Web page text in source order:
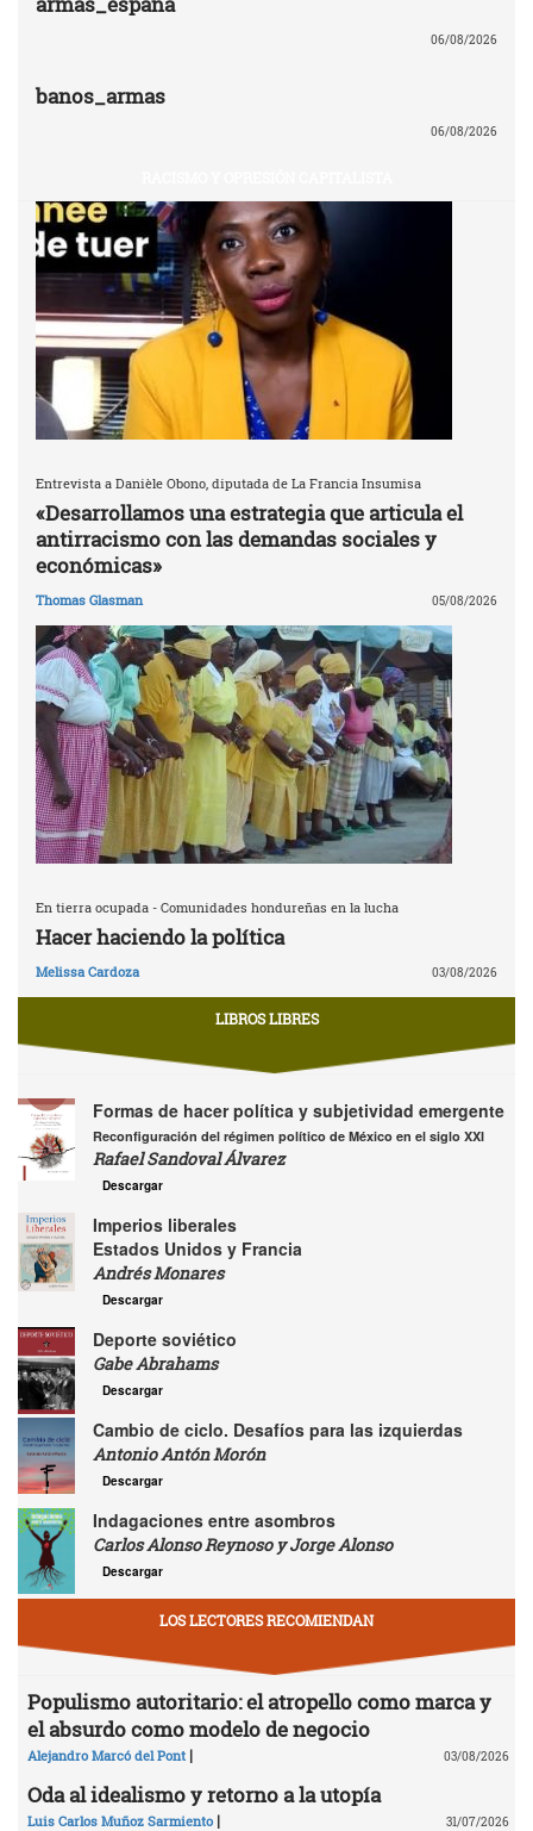
06/08/2026
banos_armas
06/08/2026
Entrevista a Danièle Obono, diputada de La Francia Insumisa
«Desarrollamos una estrategia que articula el
antirracismo con las demandas sociales y
económicas»
Thomas Glasman 05/08/2026
En tierra ocupada - Comunidades hondureñas en la lucha
Hacer haciendo la política
Melissa Cardoza 03/08/2026
LIBROS LIBRES
Formas de hacer política y subjetividad emergente
Reconfiguración del régimen político de México en el siglo XXI
Rafael Sandoval Álvarez
Descargar
Imperios liberales
Estados Unidos y Francia
Andrés Monares
Descargar
Deporte soviético
Gabe Abrahams
Descargar
Cambio de ciclo. Desafíos para las izquierdas
Antonio Antón Morón
Descargar
Indagaciones entre asombros
Carlos Alonso Reynoso y Jorge Alonso
Descargar
LOS LECTORES RECOMIENDAN
Populismo autoritario: el atropello como marca y
el absurdo como modelo de negocio
Alejandro Marcó del Pont | 03/08/2026
Oda al idealismo y retorno a la utopía
Luis Carlos Muñoz Sarmiento | 31/07/2026